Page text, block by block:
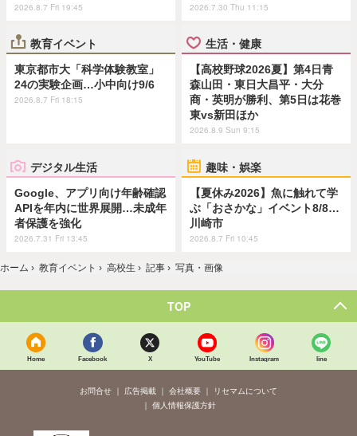
2026.8.7 Fri 19:45 2026.7.30 Thu 11:15
教育イベント
東京都市大「科学体験教室」
24の実験企画…小中向け9/6
2026.8.7 Fri 18:15
生活・健康
【高校野球2026夏】第4日青
森山田・東日大昌平・大分
商・英明が勝利、第5日は花巻
東vs新田ほか
2026.8.9 Sun 9:15
デジタル生活
Google、アプリ向け年齢確認
APIを年内に世界展開…未成年
者保護を強化
2026.7.31 Fri 13:45
趣味・娯楽
【夏休み2026】魚に触れて学
ぶ「おさかな」イベント8/8…
川崎市
2026.8.7 Fri 10:45
ホーム › 教育イベント › 高校生 › 記事 › 写真・画像
TOP
Home Facebook X YouTube Instagram line
お問合せ 広告掲載 会社概要
リセマムについて
個人情報保護方針